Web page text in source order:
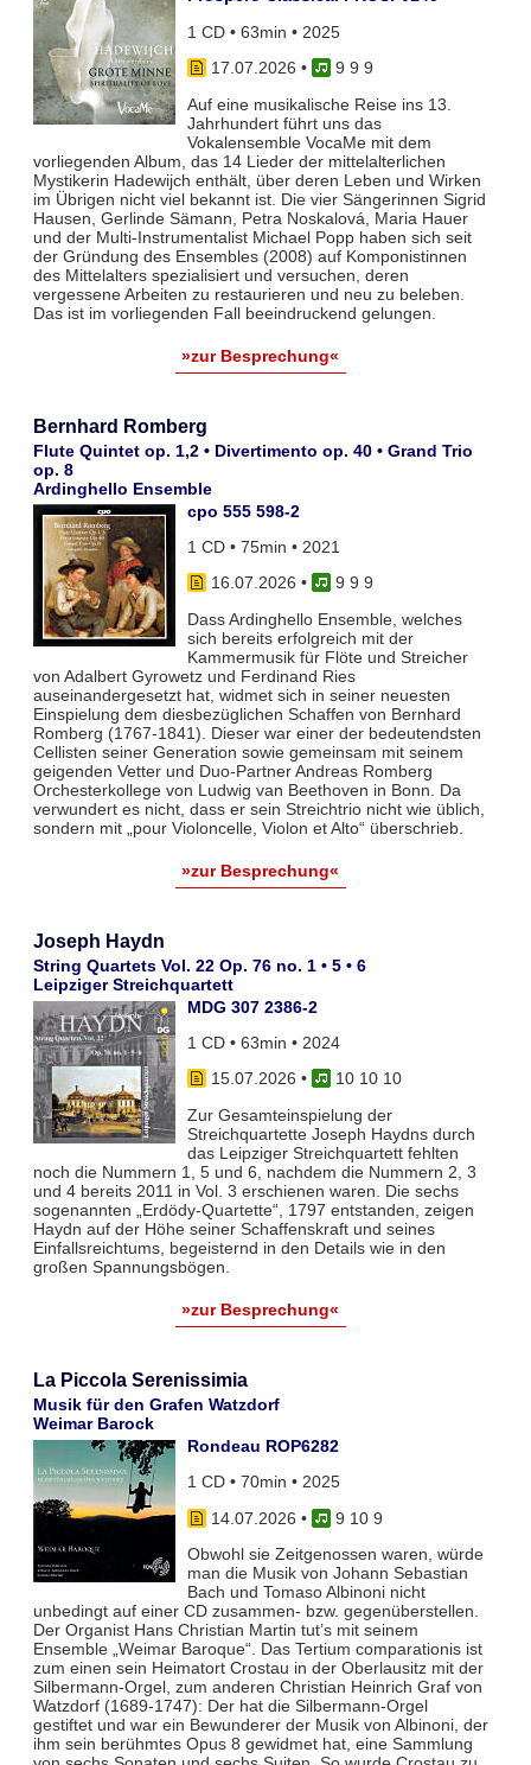
1 CD • 63min • 2025
17.07.2026 •
9 9 9
Auf eine musikalische Reise ins 13.
Jahrhundert führt uns das
Vokalensemble VocaMe mit dem
vorliegenden Album, das 14 Lieder der mittelalterlichen
Mystikerin Hadewijch enthält, über deren Leben und Wirken
im Übrigen nicht viel bekannt ist. Die vier Sängerinnen Sigrid
Hausen, Gerlinde Sämann, Petra Noskalová, Maria Hauer
und der Multi-Instrumentalist Michael Popp haben sich seit
der Gründung des Ensembles (2008) auf Komponistinnen
des Mittelalters spezialisiert und versuchen, deren
vergessene Arbeiten zu restaurieren und neu zu beleben.
Das ist im vorliegenden Fall beeindruckend gelungen.
»zur Besprechung«
Bernhard Romberg
Flute Quintet op. 1,2 • Divertimento op. 40 • Grand Trio
op. 8
Ardinghello Ensemble
cpo 555 598-2
1 CD • 75min • 2021
16.07.2026 •
9 9 9
Dass Ardinghello Ensemble, welches
sich bereits erfolgreich mit der
Kammermusik für Flöte und Streicher
von Adalbert Gyrowetz und Ferdinand Ries
auseinandergesetzt hat, widmet sich in seiner neuesten
Einspielung dem diesbezüglichen Schaffen von Bernhard
Romberg (1767-1841). Dieser war einer der bedeutendsten
Cellisten seiner Generation sowie gemeinsam mit seinem
geigenden Vetter und Duo-Partner Andreas Romberg
Orchesterkollege von Ludwig van Beethoven in Bonn. Da
verwundert es nicht, dass er sein Streichtrio nicht wie üblich,
sondern mit „pour Violoncelle, Violon et Alto“ überschrieb.
»zur Besprechung«
Joseph Haydn
String Quartets Vol. 22 Op. 76 no. 1 • 5 • 6
Leipziger Streichquartett
MDG 307 2386-2
1 CD • 63min • 2024
15.07.2026 •
10 10 10
Zur Gesamteinspielung der
Streichquartette Joseph Haydns durch
das Leipziger Streichquartett fehlten
noch die Nummern 1, 5 und 6, nachdem die Nummern 2, 3
und 4 bereits 2011 in Vol. 3 erschienen waren. Die sechs
sogenannten „Erdödy-Quartette“, 1797 entstanden, zeigen
Haydn auf der Höhe seiner Schaffenskraft und seines
Einfallsreichtums, begeisternd in den Details wie in den
großen Spannungsbögen.
»zur Besprechung«
La Piccola Serenissimia
Musik für den Grafen Watzdorf
Weimar Barock
Rondeau ROP6282
1 CD • 70min • 2025
14.07.2026 •
9 10 9
Obwohl sie Zeitgenossen waren, würde
man die Musik von Johann Sebastian
Bach und Tomaso Albinoni nicht
unbedingt auf einer CD zusammen- bzw. gegenüberstellen.
Der Organist Hans Christian Martin tut’s mit seinem
Ensemble „Weimar Baroque“. Das Tertium comparationis ist
zum einen sein Heimatort Crostau in der Oberlausitz mit der
Silbermann-Orgel, zum anderen Christian Heinrich Graf von
Watzdorf (1689-1747): Der hat die Silbermann-Orgel
gestiftet und war ein Bewunderer der Musik von Albinoni, der
ihm sein berühmtes Opus 8 gewidmet hat, eine Sammlung